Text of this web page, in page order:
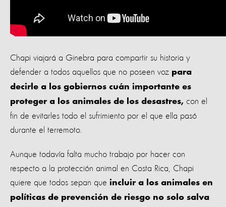
Chapi viajará a Ginebra para compartir su historia y
defender a todos aquellos que no poseen voz para
decirle a los gobiernos cuán importante es
proteger a los animales de los desastres, con el
fin de evitarles todo el sufrimiento por el que ella pasó
durante el terremoto.
Aunque todavía falta mucho trabajo por hacer con
respecto a la protección animal en Costa Rica, Chapi
quiere que todos sepan que incluir a los animales en
políticas de prevención de riesgo no solo salva